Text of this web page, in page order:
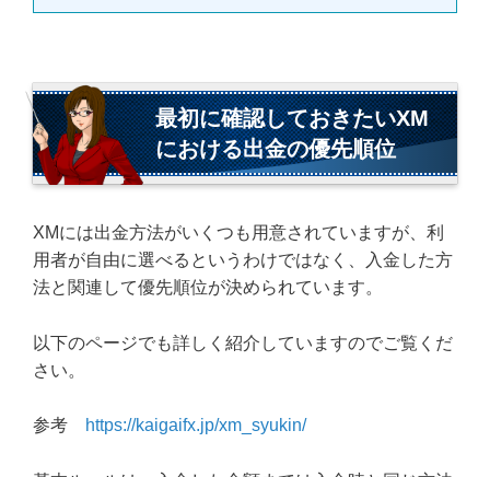
最初に確認しておきたいXM
における出金の優先順位
XMには出金方法がいくつも用意されていますが、利
用者が自由に選べるというわけではなく、入金した方
法と関連して優先順位が決められています。
以下のページでも詳しく紹介していますのでご覧くだ
さい。
参考 https://kaigaifx.jp/xm_syukin/